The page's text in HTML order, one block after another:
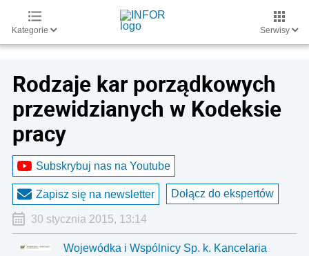
Kategorie Serwisy
Rodzaje kar porządkowych
przewidzianych w Kodeksie
pracy
Subskrybuj nas na Youtube
Zapisz się na newsletter Dołącz do ekspertów
30 stycznia 2015, 13:14
Wojewódka i Wspólnicy Sp. k. Kancelaria